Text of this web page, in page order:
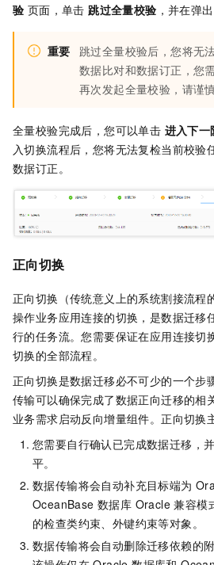
验 页面，单击 跳过全量校验 ，并在弹
重要
跳过全量校验后，您将无
数据比对和数据订正，您
再次发起全量校验，请谨慎
全量校验完成后，您可以单击 进入下一
入切换流程后，您将无法复检当前校验
数据订正。
正向切换
正向切换（传统意义上的系统割接流程
操作业务应用连接的切换，是数据迁移
行的任务流。您需要保证在应用连接切
切换的全部流程。
正向切换是数据迁移必不可少的一个步
传输可以确保完成了数据正向迁移的相
业务需求启动反向增量组件。正向切换
您需要自行确认已完成数据迁移，
平。
数据传输将会自动补充目标端为
OceanBase 数据库 Oracle 兼容模
的检查类约束、外键约束等对象。
数据传输将会自动删除迁移依赖的